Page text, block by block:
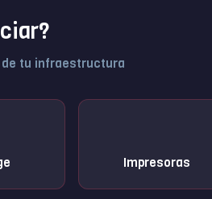
de tu infraestructura
Impresoras